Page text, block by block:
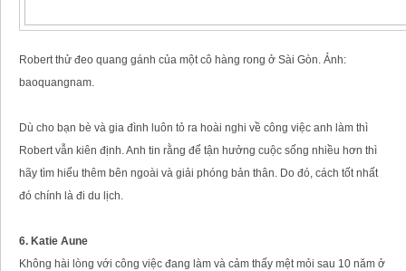
Robert thử đeo quang gánh của một cô hàng rong ở Sài Gòn. Ảnh:
baoquangnam.
Dù cho bạn bè và gia đình luôn tỏ ra hoài nghi về công việc anh làm thì
Robert vẫn kiên định. Anh tin rằng để tận hưởng cuộc sống nhiều hơn thì
hãy tìm hiểu thêm bên ngoài và giải phóng bản thân. Do đó, cách tốt nhất
đó chính là đi du lịch.
6. Katie Aune
Không hài lòng với công việc đang làm và cảm thấy mệt mỏi sau 10 năm ở